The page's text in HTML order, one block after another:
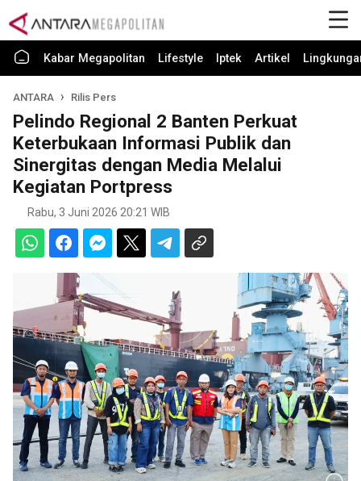
Kabar Megapolitan Lifestyle Iptek Artikel
ANTARA Rilis Pers
Pelindo Regional 2 Banten Perkuat
Keterbukaan Informasi Publik dan
Sinergitas dengan Media Melalui
Kegiatan Portpress
Rabu, 3 Juni 2026 20:21 WIB